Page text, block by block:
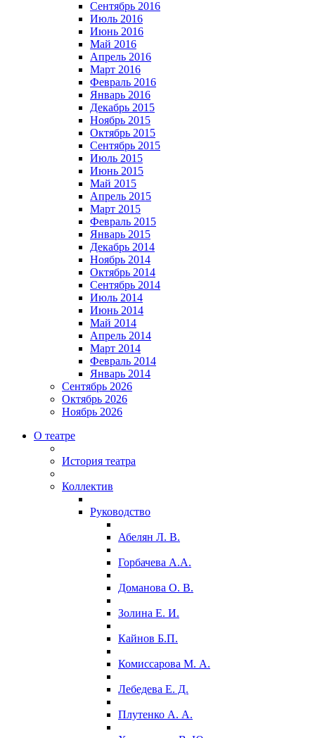
Сентябрь 2016
Июль 2016
Июнь 2016
Май 2016
Апрель 2016
Март 2016
Февраль 2016
Январь 2016
Декабрь 2015
Ноябрь 2015
Октябрь 2015
Сентябрь 2015
Июль 2015
Июнь 2015
Май 2015
Апрель 2015
Март 2015
Февраль 2015
Январь 2015
Декабрь 2014
Ноябрь 2014
Октябрь 2014
Сентябрь 2014
Июль 2014
Июнь 2014
Май 2014
Апрель 2014
Март 2014
Февраль 2014
Январь 2014
Сентябрь 2026
Октябрь 2026
Ноябрь 2026
О театре
История театра
Коллектив
Руководство
Абелян Л. В.
Горбачева А.А.
Доманова О. В.
Золина Е. И.
Кайнов Б.П.
Комиссарова М. А.
Лебедева Е. Д.
Плутенко А. А.